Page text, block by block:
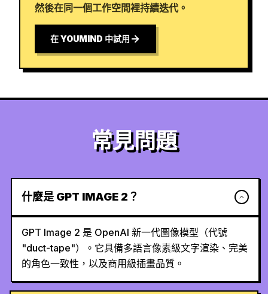
然後在同一個工作空間裡持續迭代。
在 YOUMIND 中試用
常見問題
什麼是 GPT IMAGE 2？
GPT Image 2 是 OpenAI 新一代圖像模型（代號
"duct-tape"）。它具備多語言像素級文字渲染、完美
的角色一致性，以及商用級插畫品質。